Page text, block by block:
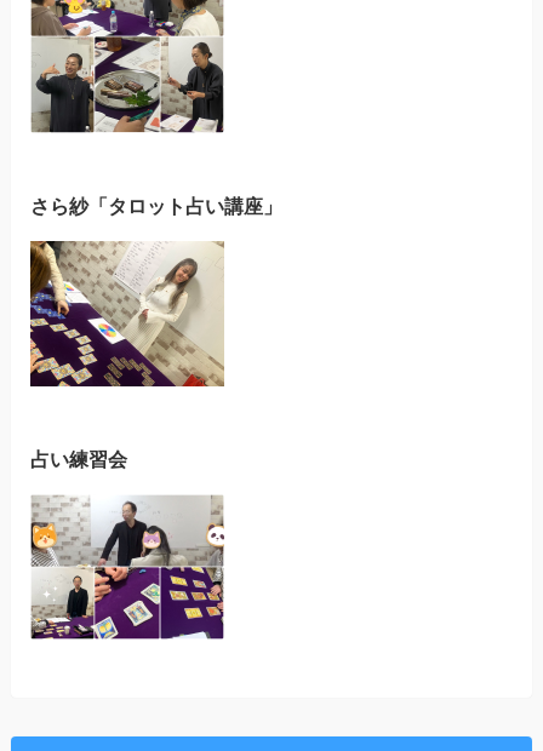
さら紗「タロット占い講座」
占い練習会